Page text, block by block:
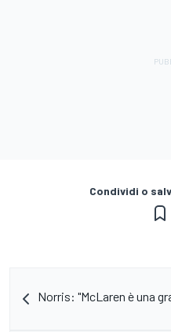
Condividi o
Norris: "McLaren è una